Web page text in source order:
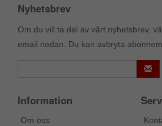
Nyhetsbrev
Om du vill ta del av vårt nyhetsbrev,
email nedan. Du kan avbryta
Information
Om oss